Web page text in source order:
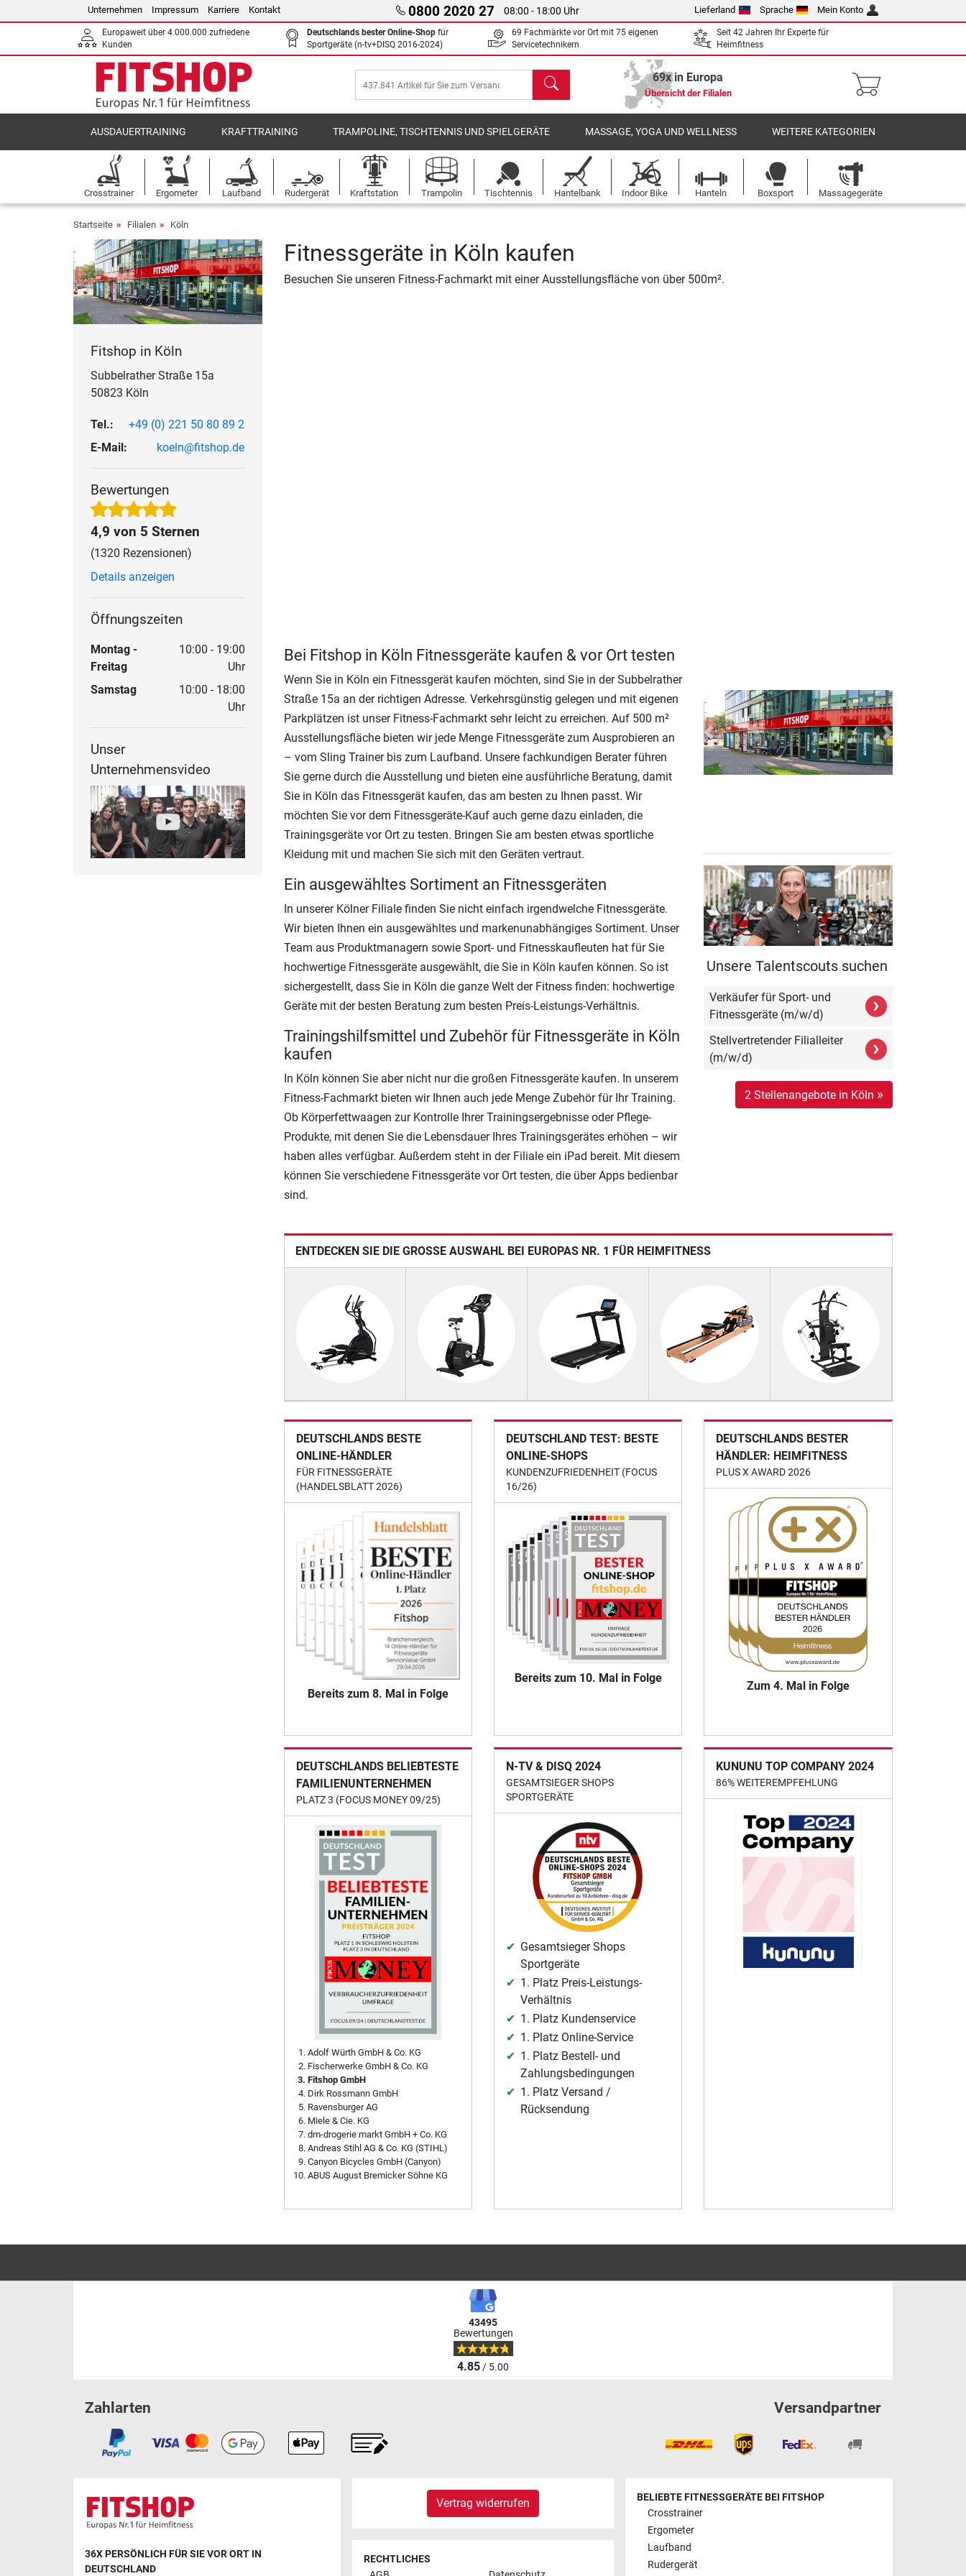
Unternehmen Impressum Karriere Kontakt 0800 2020 27 08:00 - 18:00 Uhr Lieferland Sprache Mein Konto
Europaweit über 4.000.000 zufriedene
Kunden
Deutschlands bester Online-Shop für
Sportgeräte (n-tv+DISQ 2016-2024)
69 Fachmärkte vor Ort mit 75 eigenen
Servicetechnikern
Seit 42 Jahren Ihr Experte für
Heimfitness
Suchen 69x in Europa
Übersicht der Filialen
AUSDAUERTRAINING KRAFTTRAINING TRAMPOLINE, TISCHTENNIS UND SPIELGERÄTE MASSAGE, YOGA UND WELLNESS WEITERE KATEGORIEN
Crosstrainer Ergometer Laufband Rudergerät Kraftstation Trampolin Tischtennis Hantelbank Indoor Bike Hanteln Boxsport Massagegeräte
Startseite Filialen Köln
Fitshop in Köln
Subbelrather Straße 15a
50823 Köln
Tel.:
+49 (0) 221 50 80 89 2
E-Mail:
koeln@fitshop.de
Bewertungen
4,9 von 5 Sternen
(1320 Rezensionen)
Details anzeigen
Öffnungszeiten
Montag -
Freitag
10:00 - 19:00
Uhr
Samstag
10:00 - 18:00
Uhr
Unser
Unternehmensvideo
Fitnessgeräte in Köln kaufen
Besuchen Sie unseren Fitness-Fachmarkt mit einer Ausstellungsfläche von über 500m².
Bei Fitshop in Köln Fitnessgeräte kaufen & vor Ort testen
Wenn Sie in Köln ein Fitnessgerät kaufen möchten, sind Sie in der Subbelrather
Straße 15a an der richtigen Adresse. Verkehrsgünstig gelegen und mit eigenen
Parkplätzen ist unser Fitness-Fachmarkt sehr leicht zu erreichen. Auf 500 m²
Ausstellungsfläche bieten wir jede Menge Fitnessgeräte zum Ausprobieren an
– vom Sling Trainer bis zum Laufband. Unsere fachkundigen Berater führen
Sie gerne durch die Ausstellung und bieten eine ausführliche Beratung, damit
Sie in Köln das Fitnessgerät kaufen, das am besten zu Ihnen passt. Wir
möchten Sie vor dem Fitnessgeräte-Kauf auch gerne dazu einladen, die
Trainingsgeräte vor Ort zu testen. Bringen Sie am besten etwas sportliche
Kleidung mit und machen Sie sich mit den Geräten vertraut.
Ein ausgewähltes Sortiment an Fitnessgeräten
In unserer Kölner Filiale finden Sie nicht einfach irgendwelche Fitnessgeräte.
Wir bieten Ihnen ein ausgewähltes und markenunabhängiges Sortiment. Unser
Team aus Produktmanagern sowie Sport- und Fitnesskaufleuten hat für Sie
hochwertige Fitnessgeräte ausgewählt, die Sie in Köln kaufen können. So ist
sichergestellt, dass Sie in Köln die ganze Welt der Fitness finden: hochwertige
Geräte mit der besten Beratung zum besten Preis-Leistungs-Verhältnis.
Trainingshilfsmittel und Zubehör für Fitnessgeräte in Köln
kaufen
In Köln können Sie aber nicht nur die großen Fitnessgeräte kaufen. In unserem
Fitness-Fachmarkt bieten wir Ihnen auch jede Menge Zubehör für Ihr Training.
Ob Körperfettwaagen zur Kontrolle Ihrer Trainingsergebnisse oder Pflege-
Produkte, mit denen Sie die Lebensdauer Ihres Trainingsgerätes erhöhen – wir
haben alles verfügbar. Außerdem steht in der Filiale ein iPad bereit. Mit diesem
können Sie verschiedene Fitnessgeräte vor Ort testen, die über Apps bedienbar
sind.
Previous Next
Unsere Talentscouts suchen
Verkäufer für Sport- und
Fitnessgeräte (m/w/d)
›
Stellvertretender Filialleiter
(m/w/d)
›
2 Stellenangebote in Köln »
ENTDECKEN SIE DIE GROSSE AUSWAHL BEI EUROPAS NR. 1 FÜR HEIMFITNESS
DEUTSCHLANDS BESTE
ONLINE-HÄNDLER
FÜR FITNESSGERÄTE
(HANDELSBLATT 2026)
Bereits zum 8. Mal in Folge
DEUTSCHLAND TEST: BESTE
ONLINE-SHOPS
KUNDENZUFRIEDENHEIT (FOCUS
16/26)
Bereits zum 10. Mal in Folge
DEUTSCHLANDS BESTER
HÄNDLER: HEIMFITNESS
PLUS X AWARD 2026
Zum 4. Mal in Folge
DEUTSCHLANDS BELIEBTESTE
FAMILIENUNTERNEHMEN
PLATZ 3 (FOCUS MONEY 09/25)
Adolf Würth GmbH & Co. KG
Fischerwerke GmbH & Co. KG
Fitshop GmbH
Dirk Rossmann GmbH
Ravensburger AG
Miele & Cie. KG
dm-drogerie markt GmbH + Co. KG
Andreas Stihl AG & Co. KG (STIHL)
Canyon Bicycles GmbH (Canyon)
ABUS August Bremicker Söhne KG
N-TV & DISQ 2024
GESAMTSIEGER SHOPS
SPORTGERÄTE
Gesamtsieger Shops
Sportgeräte
1. Platz Preis-Leistungs-
Verhältnis
1. Platz Kundenservice
1. Platz Online-Service
1. Platz Bestell- und
Zahlungsbedingungen
1. Platz Versand /
Rücksendung
KUNUNU TOP COMPANY 2024
86% WEITEREMPFEHLUNG
43495
Bewertungen
4.85/ 5.00
Zahlarten Versandpartner
36X PERSÖNLICH FÜR SIE VOR ORT IN
DEUTSCHLAND
Vertrag widerrufen
RECHTLICHES
BELIEBTE FITNESSGERÄTE BEI FITSHOP
Crosstrainer
Ergometer
Laufband
Rudergerät